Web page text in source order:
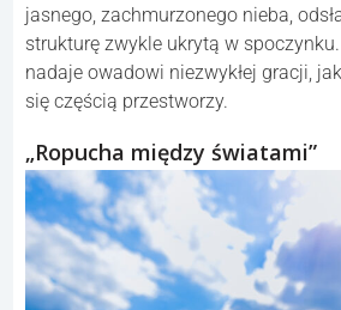
jasnego, zachmurzonego nieba,
strukturę zwykle ukrytą w spoczynku.
nadaje owadowi niezwykłej gracji,
się częścią przestworzy.
„Ropucha między światami”